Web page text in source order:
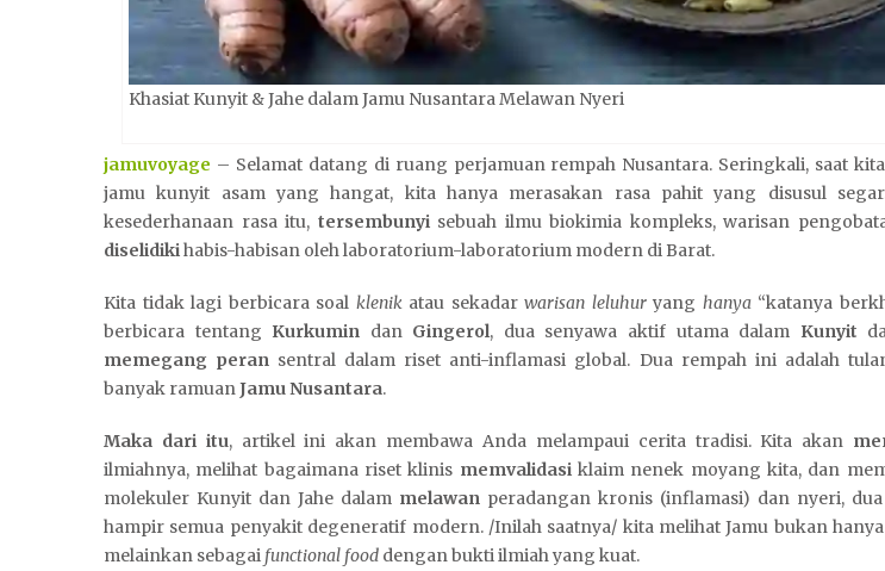
Khasiat Kunyit & Jahe dalam Jamu Nusantara Melawan Nyeri
jamuvoyage – Selamat datang di ruang perjamuan rempah Nusantara. Seringkali, saat
jamu kunyit asam yang hangat, kita hanya merasakan rasa pahit yang disusul
kesederhanaan rasa itu, tersembunyisebuah ilmu biokimia kompleks, warisan
diselidikihabis-habisan oleh laboratorium-laboratorium modern di Barat.
Kita tidak lagi berbicara soal klenikatau sekadarwarisan leluhuryang hanya“katanya
berbicara tentang Kurkumin dan Gingerol, dua senyawa aktif utama dalam Kunyit
memegang peran sentral dalam riset anti-inflamasi global. Dua rempah ini adalah
banyak ramuanJamu Nusantara.
Maka dari itu, artikel ini akan membawa Anda melampaui cerita tradisi. Kita akan
ilmiahnya, melihat bagaimana riset klinis memvalidasiklaim nenek moyang kita, dan
molekuler Kunyit dan Jahe dalam melawan peradangan kronis (inflamasi) dan nyeri,
hampir semua penyakit degeneratif modern. /Inilah saatnya/ kita melihat Jamu bukan
melainkan sebagai functional food dengan bukti ilmiah yang kuat.